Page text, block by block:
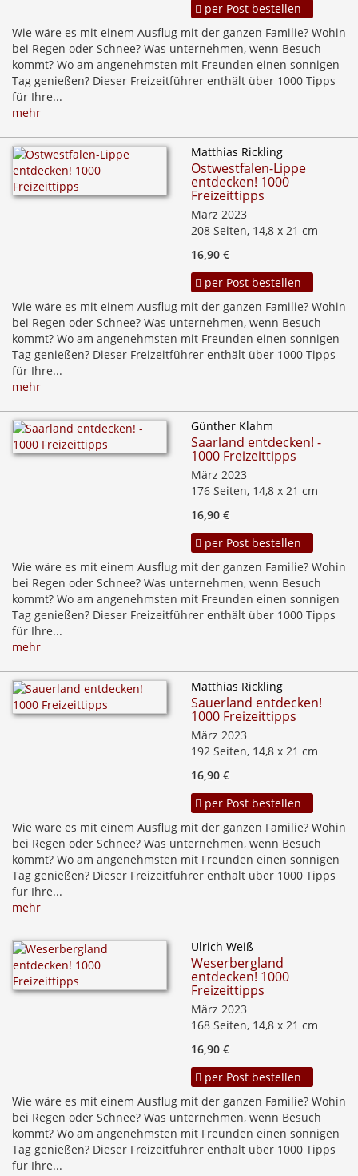
per Post bestellen
Wie wäre es mit einem Ausflug mit der ganzen Familie? Wohin
bei Regen oder Schnee? Was unternehmen, wenn Besuch
kommt? Wo am angenehmsten mit Freunden einen sonnigen
Tag genießen? Dieser Freizeitführer enthält über 1000 Tipps
für Ihre...
mehr
Matthias Rickling
Ostwestfalen-Lippe
entdecken! 1000
Freizeittipps
März 2023
208 Seiten, 14,8 x 21 cm
16,90 €
per Post bestellen
Wie wäre es mit einem Ausflug mit der ganzen Familie? Wohin
bei Regen oder Schnee? Was unternehmen, wenn Besuch
kommt? Wo am angenehmsten mit Freunden einen sonnigen
Tag genießen? Dieser Freizeitführer enthält über 1000 Tipps
für Ihre...
mehr
Günther Klahm
Saarland entdecken! -
1000 Freizeittipps
März 2023
176 Seiten, 14,8 x 21 cm
16,90 €
per Post bestellen
Wie wäre es mit einem Ausflug mit der ganzen Familie? Wohin
bei Regen oder Schnee? Was unternehmen, wenn Besuch
kommt? Wo am angenehmsten mit Freunden einen sonnigen
Tag genießen? Dieser Freizeitführer enthält über 1000 Tipps
für Ihre...
mehr
Matthias Rickling
Sauerland entdecken!
1000 Freizeittipps
März 2023
192 Seiten, 14,8 x 21 cm
16,90 €
per Post bestellen
Wie wäre es mit einem Ausflug mit der ganzen Familie? Wohin
bei Regen oder Schnee? Was unternehmen, wenn Besuch
kommt? Wo am angenehmsten mit Freunden einen sonnigen
Tag genießen? Dieser Freizeitführer enthält über 1000 Tipps
für Ihre...
mehr
Ulrich Weiß
Weserbergland
entdecken! 1000
Freizeittipps
März 2023
168 Seiten, 14,8 x 21 cm
16,90 €
per Post bestellen
Wie wäre es mit einem Ausflug mit der ganzen Familie? Wohin
bei Regen oder Schnee? Was unternehmen, wenn Besuch
kommt? Wo am angenehmsten mit Freunden einen sonnigen
Tag genießen? Dieser Freizeitführer enthält über 1000 Tipps
für Ihre...